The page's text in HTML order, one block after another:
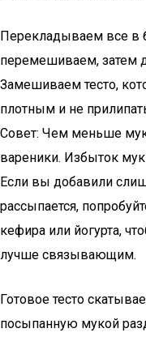
Перекладываем все в
перемешиваем, затем
Замешиваем тесто,
плотным и не
Совет: Чем меньше
вареники. Избыток
Если вы добавили
рассыпается,
кефира или йогурта,
лучше связывающим.
Готовое тесто
посыпанную мукой